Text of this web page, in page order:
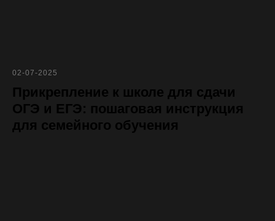
02-07-2025
Прикрепление к школе для сдачи
ОГЭ и ЕГЭ: пошаговая инструкция
для семейного обучения